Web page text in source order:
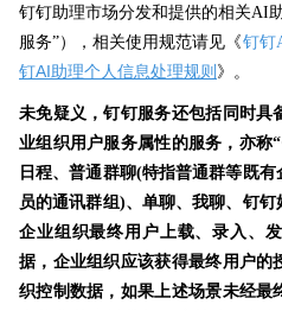
钉钉助理市场分发和提供的相关AI
服务”），相关使用规范请见 《钉钉
钉AI助理个人信息处理规则 》。
未免疑义，钉钉服务还包括同时具
业组织用户服务属性的服务，亦称
日程、普通群聊(特指普通群等既
员的通讯群组)、单聊、我聊、钉
企业组织最终用户上载、录入、
据，企业组织应该获得最终用户的
织控制数据，如果上述场景未经最